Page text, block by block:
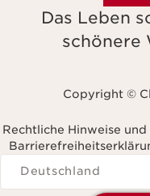
Das Leben
schönere
Copyright ©
Rechtliche Hinweise
Navigates to
Deutschland